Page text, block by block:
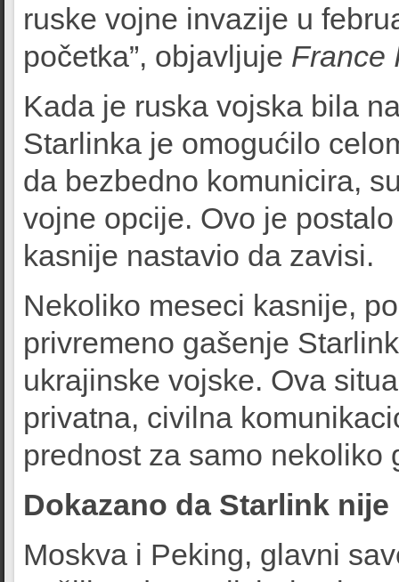
ruske vojne invazije u
početka”, objavljuje France
Kada je ruska vojska bila
Starlinka je omogućilo
da bezbedno komunicira,
vojne opcije. Ovo je
kasnije nastavio da zavisi.
Nekoliko meseci kasnije,
privremeno gašenje
ukrajinske vojske. Ova
privatna, civilna
prednost za samo nekoliko
Dokazano da Starlink
Moskva i Peking, glavni